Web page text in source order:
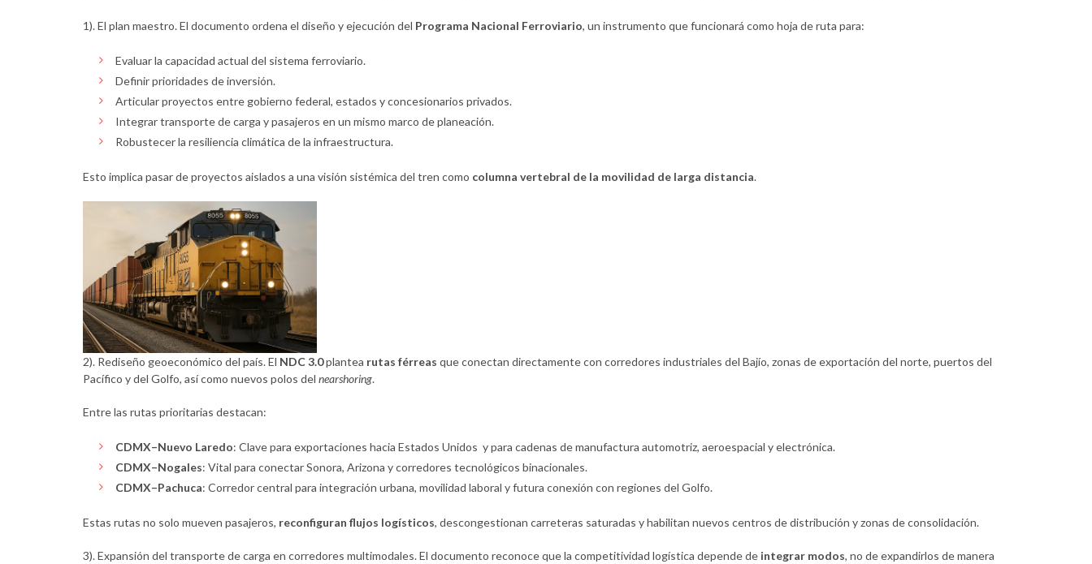
1). El plan maestro. El documento ordena el diseño y ejecución del Programa Nacional Ferroviario, un instrumento que funcionará como hoja de ruta para:
Evaluar la capacidad actual del sistema ferroviario.
Definir prioridades de inversión.
Articular proyectos entre gobierno federal, estados y concesionarios privados.
Integrar transporte de carga y pasajeros en un mismo marco de planeación.
Robustecer la resiliencia climática de la infraestructura.
Esto implica pasar de proyectos aislados a una visión sistémica del tren como columna vertebral de la movilidad de larga distancia.
2). Rediseño geoeconómico del país. El NDC 3.0plantea rutas férreas que conectan directamente con corredores industriales del Bajío, zonas de exportación del norte, puertos del
Pacífico y del Golfo, así como nuevos polos del nearshoring.
Entre las rutas prioritarias destacan:
CDMX–Nuevo Laredo: Clave para exportaciones hacia Estados Unidos y para cadenas de manufactura automotriz, aeroespacial y electrónica.
CDMX–Nogales: Vital para conectar Sonora, Arizona y corredores tecnológicos binacionales.
CDMX–Pachuca: Corredor central para integración urbana, movilidad laboral y futura conexión con regiones del Golfo.
Estas rutas no solo mueven pasajeros, reconfiguran flujos logísticos, descongestionan carreteras saturadas y habilitan nuevos centros de distribución y zonas de consolidación.
3). Expansión del transporte de carga en corredores multimodales. El documento reconoce que la competitividad logística depende de integrar modos, no de expandirlos de manera